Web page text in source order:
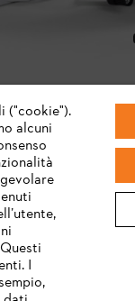
("cookie").
alcuni
I